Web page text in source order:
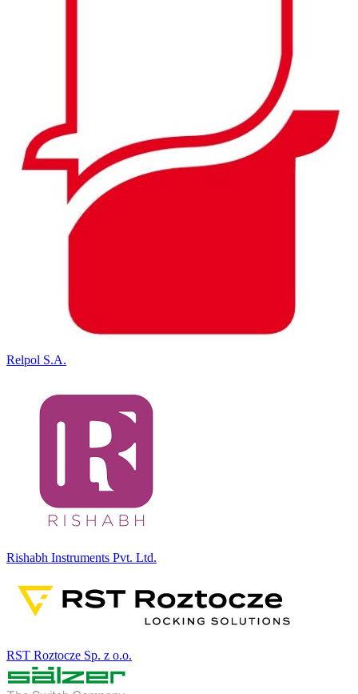
Relpol S.A.
Rishabh Instruments Pvt. Ltd.
RST Roztocze Sp. z o.o.